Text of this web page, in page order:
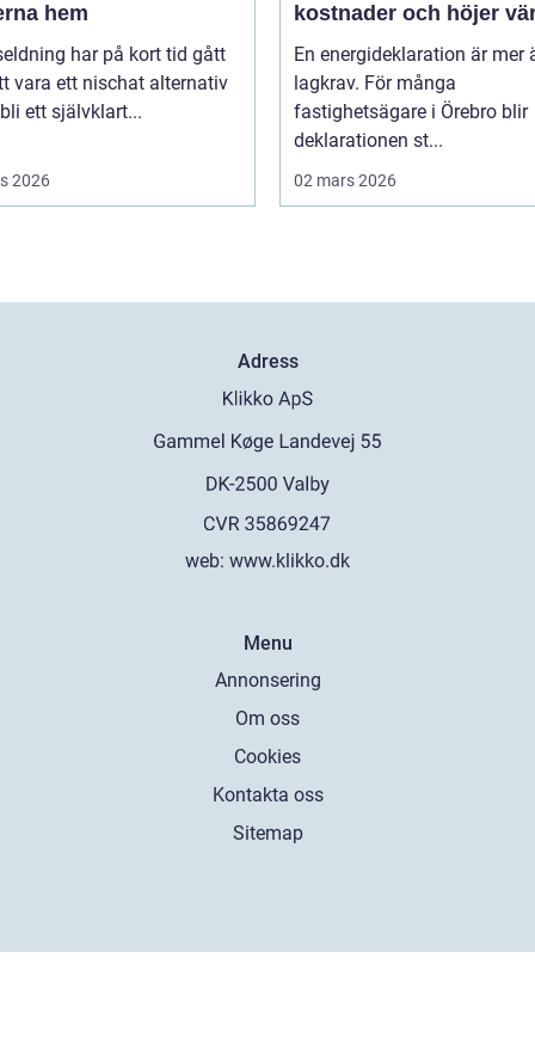
hem
har på kort tid gått
vara ett nischat alternativ
ett självklart...
2026
kostnader och höjer
En energideklaration är mer
lagkrav. För många
fastighetsägare i Örebro blir
deklarationen st...
02 mars 2026
Adress
web: www.klikko.dk
Menu
Annonsering
Om oss
Cookies
Kontakta oss
Sitemap